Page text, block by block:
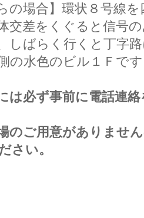
の場合】環状８号線
交差をくぐると信号
しばらく行くと丁字
の水色のビル１Ｆで
は必ず事前に電話連
のご用意がありませ
さい。